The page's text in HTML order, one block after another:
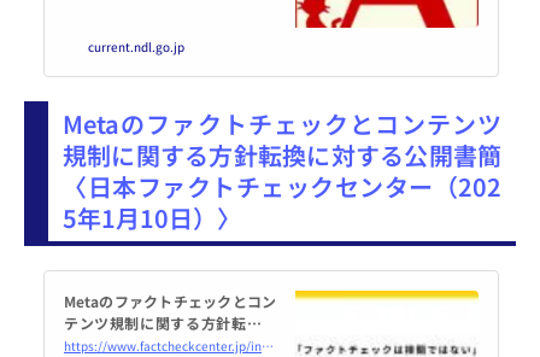
います。同賞は、デジタルアーカ
イブ産業振興に寄与した活動を称
ブ産業やDAPCONへ...
current.ndl.go.jp
Metaのファクトチェックとコンテンツ
規制に関する方針転換に対する公開書簡
〈日本ファクトチェックセンター（202
5年1月10日）〉
Metaのファクトチェックとコン
テンツ規制に関する方針転換に
対する公開書簡
https://www.factcheckcenter.jp/info/others/ifcn-to-meta-2025/